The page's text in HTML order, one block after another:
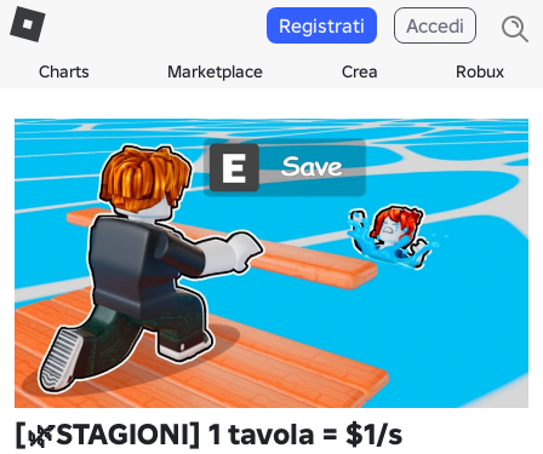
Charts Marketplace Crea Robux
Registrati Accedi
[🌿STAGIONI] 1 tavola = $1/s